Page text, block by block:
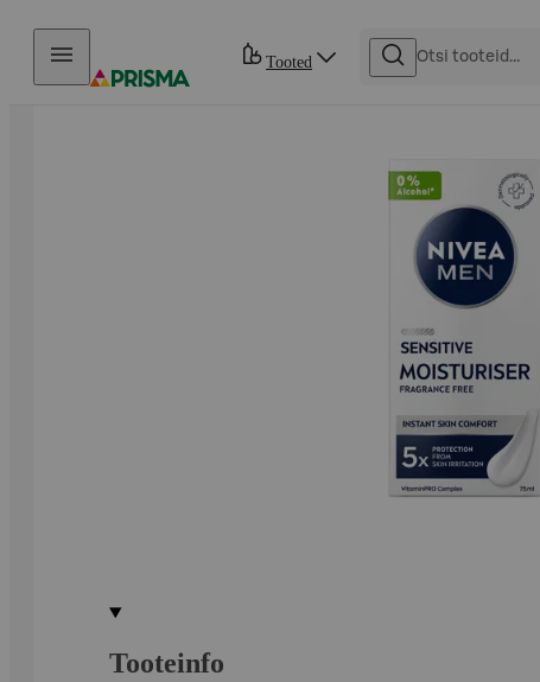
Otse sisu juurde
Tooted
Tooteinfo